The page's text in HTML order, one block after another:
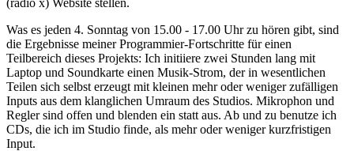
Was es jeden 4. Sonntag von 15.00 - 17.00 Uhr zu hören gibt, sind
die Ergebnisse meiner Programmier-Fortschritte für einen
Teilbereich dieses Projekts: Ich initiiere zwei Stunden lang mit
Laptop und Soundkarte einen Musik-Strom, der in wesentlichen
Teilen sich selbst erzeugt mit kleinen mehr oder weniger zufälligen
Inputs aus dem klanglichen Umraum des Studios. Mikrophon und
Regler sind offen und blenden ein statt aus. Ab und zu benutze ich
CDs, die ich im Studio finde, als mehr oder weniger kurzfristigen
Input.